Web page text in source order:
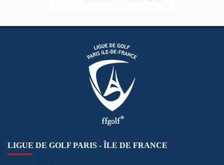
LIGUE DE GOLF PARIS - ÎLE DE FRANCE